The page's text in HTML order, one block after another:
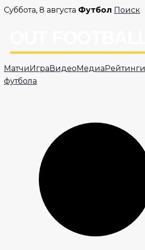
Перейти
Суббота, 8 августа Футбол Поиск
Матчи Игра Видео Медиа Рейтинги
футбола